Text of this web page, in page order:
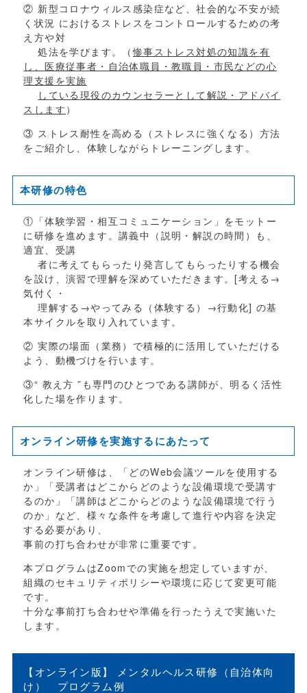
② 新型コロナウィルス感染症など、社会的な不安が続
く状況 におけるストレスをコントロールするための考
え方や対
処法を学びます。（惨事ストレス対処の知識を有
し、医療従事者・自治体職員・教職員・市民などの心
理支援を実施
している 現役のカウンセラーとして解説・アドバイ
スします ）
③ ストレス耐性を高める（ストレスに強くなる）方法
をご紹介し、体験しながらトレーニングします。
本研修の特色
①「体験学習・相互コミュニケーション」をモットー
に研修を進めます。講義中（説明・解説の時間）も、
適宜、受講
者に考えてもらったり発言してもらったりする機会
を設け、演習で理解を深めていただきます。 [考える→
気付く・
理解する→やってみる（体験する）→行動化]の基
本サイクルを取り入れています。
② 実際の場面（業務）で積極的に活用していただける
よう、動機づけを行います。
③“ 教え方 ”も専門のひとつである講師が、明るく活性
化した場を作ります。
オンライン研修を実施するにあたって
オンライン研修は、「どのWeb会議ツールを使用する
か」「受講者はどこからどのような設備環境で受講す
るのか」「講師はどこからどのような設備環境で行う
のか」など、様々な条件を考慮して進行や内容を決定
する必要があり、
事前の打ち合わせが非常に重要です。
本プログラムはZoom での実施を想定していますが、
組織のセキュリティポリシーや環境に応じて変更可能
です。
十分な事前打ち合わせや準備を行ったうえで実施いた
します。
【オンライン版】 メンタルヘルス研修（自治体向
け） プログラム例